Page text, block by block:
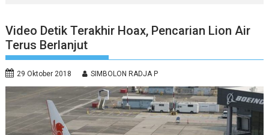
Video Detik Terakhir Hoax, Pencarian Lion Air
Terus Berlanjut
29 Oktober 2018 SIMBOLON RADJA P